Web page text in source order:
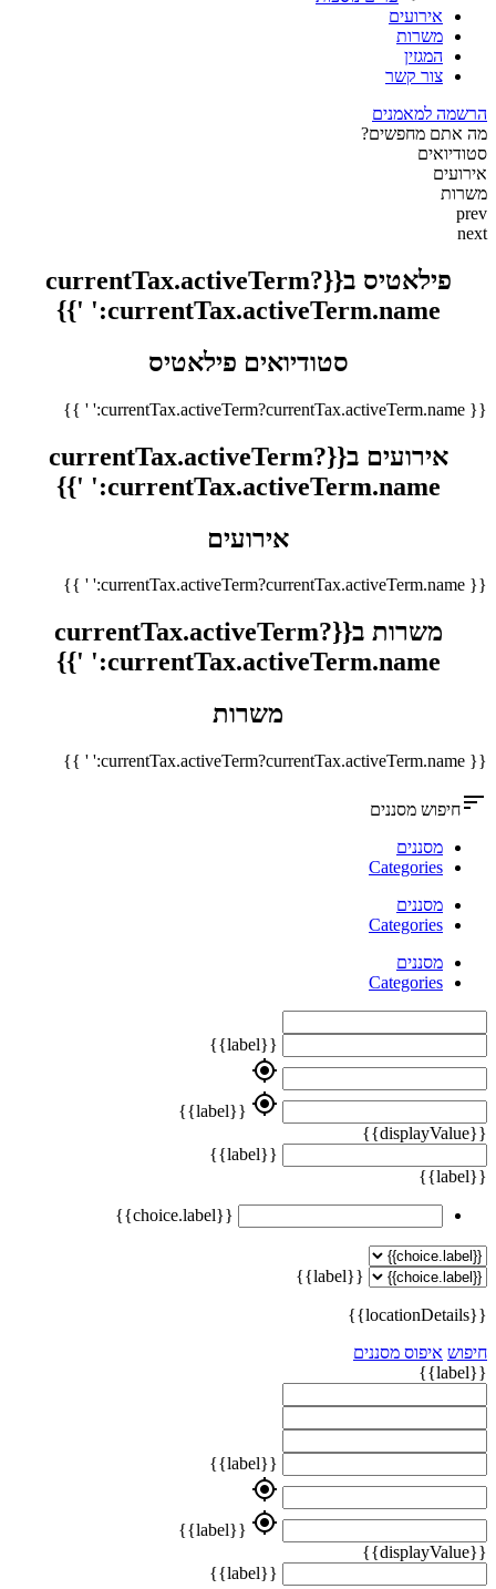
אירועים
משרות
המגזין
צור קשר
הרשמה למאמנים
מה אתם מחפשים?
סטודיואים
אירועים
משרות
prev
next
פילאטיס ב{{currentTax.activeTerm?
currentTax.activeTerm.name:' '}}
סטודיואים פילאטיס
{{ currentTax.activeTerm?currentTax.activeTerm.name:' ' }}
אירועים ב{{currentTax.activeTerm?
currentTax.activeTerm.name:' '}}
אירועים
{{ currentTax.activeTerm?currentTax.activeTerm.name:' ' }}
משרות ב{{currentTax.activeTerm?
currentTax.activeTerm.name:' '}}
משרות
{{ currentTax.activeTerm?currentTax.activeTerm.name:' ' }}
sortחיפוש מסננים
מסננים
Categories
מסננים
Categories
מסננים
Categories
{{label}}
my_location
my_location
{{label}}
{{displayValue}}
{{label}}
{{label}}
{{choice.label}}
{{label}}
{{locationDetails}}
חיפוש איפוס מסננים
{{label}}
{{label}}
my_location
my_location
{{label}}
{{displayValue}}
{{label}}